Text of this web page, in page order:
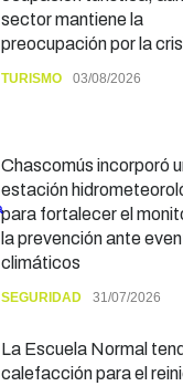
sector mantiene la
preocupación por la
TURISMO 03/08/2026
Chascomús incorporó
estación
para fortalecer el
la prevención ante
climáticos
SEGURIDAD 31/07/2026
La Escuela Normal
calefacción para el